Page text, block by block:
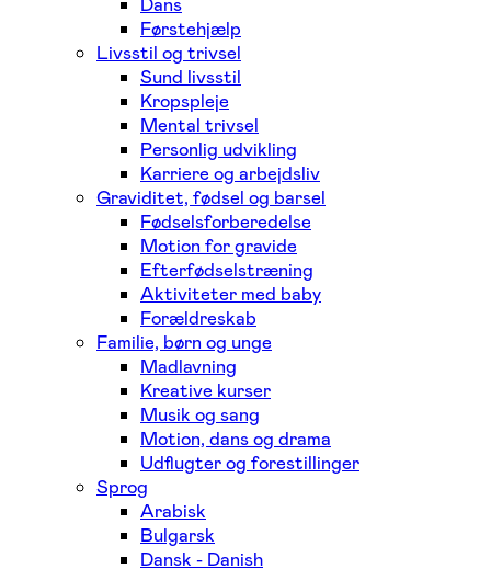
Førstehjælp
Livsstil og trivsel
Sund livsstil
Kropspleje
Mental trivsel
Personlig udvikling
Karriere og arbejdsliv
Graviditet, fødsel og barsel
Fødselsforberedelse
Motion for gravide
Efterfødselstræning
Aktiviteter med baby
Forældreskab
Familie, børn og unge
Madlavning
Kreative kurser
Musik og sang
Motion, dans og drama
Udflugter og forestillinger
Sprog
Arabisk
Bulgarsk
Dansk - Danish